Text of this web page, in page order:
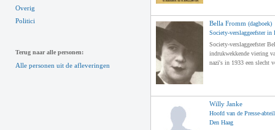
Overig
Politici
Terug naar alle personen:
Alle personen uit de afleveringen
Bella Fromm (dagboek)
Society-verslaggeefster in
Society-verslaggeefster
indrukwekkende viering
nazi's in 1933 een slecht
Willy Janke
Hoofd van de Presse-
Den Haag